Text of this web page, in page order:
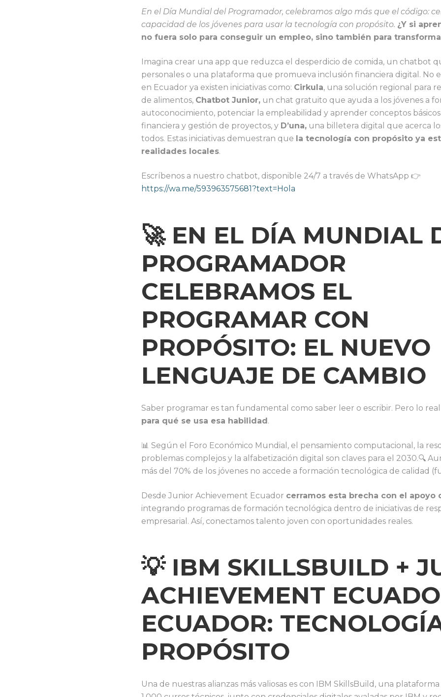
En el Día Mundial del Programador, celebramos algo más que el código:
capacidad de los jóvenes para usar la tecnología con propósito. ¿Y si
no fuera solo para conseguir un empleo, sino también para
Imagina crear una app que reduzca el desperdicio de comida, un chatbot
personales o una plataforma que promueva inclusión financiera digital. No
en Ecuador ya existen iniciativas como: Cirkula, una solución regional para
de alimentos, Chatbot Junior, un chat gratuito que ayuda a los jóvenes a
autoconocimiento, potenciar la empleabilidad y aprender conceptos
financiera y gestión de proyectos, y D’una, una billetera digital que acerca
todos. Estas iniciativas demuestran que la tecnología con propósito ya
realidades locales.
Escríbenos a nuestro chatbot, disponible 24/7 a través de WhatsApp 👉
https://wa.me/593963575681?text=Hola
🚀 EN EL DÍA MUNDIAL
PROGRAMADOR
CELEBRAMOS EL
PROGRAMAR CON
PROPÓSITO: EL NUEVO
LENGUAJE DE CAMBIO
Saber programar es tan fundamental como saber leer o escribir. Pero lo
para qué se usa esa habilidad.
📊 Según el Foro Económico Mundial, el pensamiento computacional, la
problemas complejos y la alfabetización digital son claves para el 2030.🔍
más del 70% de los jóvenes no accede a formación tecnológica de calidad
Desde Junior Achievement Ecuador cerramos esta brecha con el apoyo
integrando programas de formación tecnológica dentro de iniciativas de
empresarial. Así, conectamos talento joven con oportunidades reales.
💡 IBM SKILLSBUILD +
ACHIEVEMENT
ECUADOR:
PROPÓSITO
Una de nuestras alianzas más valiosas es con IBM SkillsBuild, una